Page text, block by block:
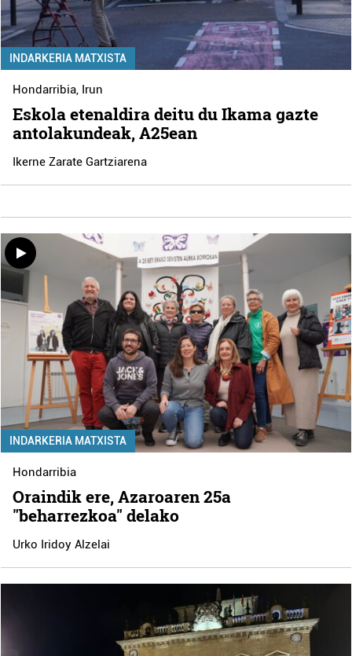
INDARKERIA MATXISTA
Hondarribia, Irun
Eskola etenaldira deitu du Ikama gazte
antolakundeak, A25ean
Ikerne Zarate Gartziarena
INDARKERIA MATXISTA
Hondarribia
Oraindik ere, Azaroaren 25a
"beharrezkoa" delako
Urko Iridoy Alzelai